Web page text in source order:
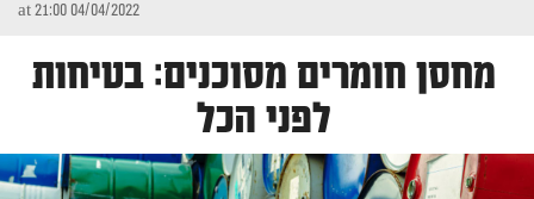
04/04/2022 at 21:00
מחסן חומרים מסוכנים: בטיחות
לפני הכל